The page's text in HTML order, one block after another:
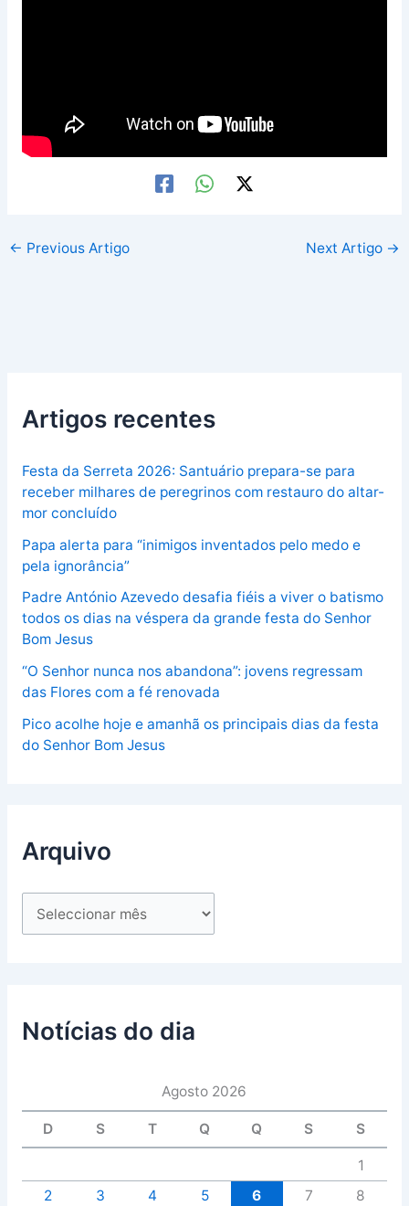
← Previous Artigo Next Artigo →
Artigos recentes
Festa da Serreta 2026: Santuário prepara-se para
receber milhares de peregrinos com restauro do altar-
mor concluído
Papa alerta para “inimigos inventados pelo medo e
pela ignorância”
Padre António Azevedo desafia fiéis a viver o batismo
todos os dias na véspera da grande festa do Senhor
Bom Jesus
“O Senhor nunca nos abandona”: jovens regressam
das Flores com a fé renovada
Pico acolhe hoje e amanhã os principais dias da festa
do Senhor Bom Jesus
Arquivo
Notícias do dia
Agosto 2026
D S T Q Q S S
1
2
3 4 5 6 7
8